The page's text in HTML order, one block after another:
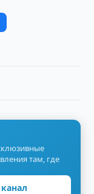
там, где